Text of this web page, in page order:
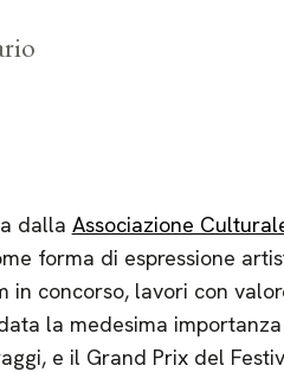
dalla Associazione
forma di espressione
concorso, lavori con
la medesima
e il Grand Prix del